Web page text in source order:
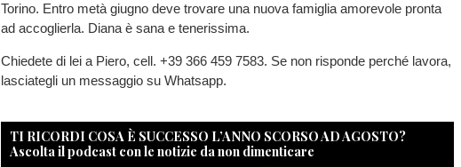
Torino. Entro metà giugno deve trovare una nuova famiglia amorevole pronta
ad accoglierla. Diana è sana e tenerissima.
Chiedete di lei a Piero, cell. +39 366 459 7583. Se non risponde perché lavora,
lasciategli un messaggio su Whatsapp.
TI RICORDI COSA È SUCCESSO L’ANNO SCORSO AD AGOSTO?
Ascolta il podcast con le notizie da non dimenticare